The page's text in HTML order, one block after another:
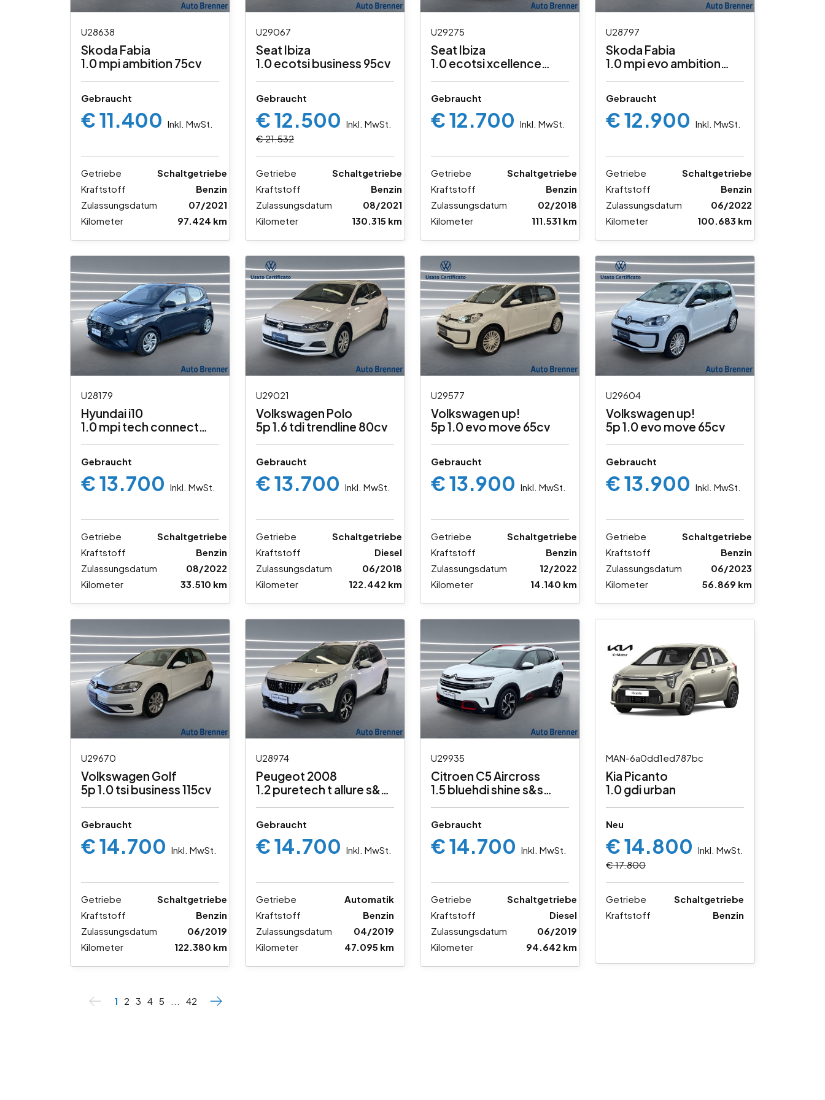
U28638
Skoda Fabia
1.0 mpi ambition 75cv
Gebraucht
€ 11.400 Inkl. MwSt.
Getriebe
Schaltgetriebe
Kraftstoff
Benzin
Zulassungsdatum
07/2021
Kilometer
97.424 km
U29067
Seat Ibiza
1.0 ecotsi business 95cv
Gebraucht
€ 12.500 Inkl. MwSt.
€ 21.532
Getriebe
Schaltgetriebe
Kraftstoff
Benzin
Zulassungsdatum
08/2021
Kilometer
130.315 km
U29275
Seat Ibiza
1.0 ecotsi xcellence
Gebraucht
€ 12.700 Inkl. MwSt.
Getriebe
Schaltgetriebe
Kraftstoff
Benzin
Zulassungsdatum
02/2018
Kilometer
111.531 km
U28797
Skoda Fabia
1.0 mpi evo ambition
Gebraucht
€ 12.900 Inkl. MwSt.
Getriebe
Schaltgetriebe
Kraftstoff
Benzin
Zulassungsdatum
06/2022
Kilometer
100.683 km
U28179
Hyundai i10
1.0 mpi tech connect
Gebraucht
€ 13.700 Inkl. MwSt.
Getriebe
Schaltgetriebe
Kraftstoff
Benzin
Zulassungsdatum
08/2022
Kilometer
33.510 km
U29021
Volkswagen Polo
5p 1.6 tdi trendline 80cv
Gebraucht
€ 13.700 Inkl. MwSt.
Getriebe
Schaltgetriebe
Kraftstoff
Diesel
Zulassungsdatum
06/2018
Kilometer
122.442 km
U29577
Volkswagen up!
5p 1.0 evo move 65cv
Gebraucht
€ 13.900 Inkl. MwSt.
Getriebe
Schaltgetriebe
Kraftstoff
Benzin
Zulassungsdatum
12/2022
Kilometer
14.140 km
U29604
Volkswagen up!
5p 1.0 evo move 65cv
Gebraucht
€ 13.900 Inkl. MwSt.
Getriebe
Schaltgetriebe
Kraftstoff
Benzin
Zulassungsdatum
06/2023
Kilometer
56.869 km
U29670
Volkswagen Golf
5p 1.0 tsi business 115cv
Gebraucht
€ 14.700 Inkl. MwSt.
Getriebe
Schaltgetriebe
Kraftstoff
Benzin
Zulassungsdatum
06/2019
Kilometer
122.380 km
U28974
Peugeot 2008
1.2 puretech t allure s&s
Gebraucht
€ 14.700 Inkl. MwSt.
Getriebe
Automatik
Kraftstoff
Benzin
Zulassungsdatum
04/2019
Kilometer
47.095 km
U29935
Citroen C5 Aircross
1.5 bluehdi shine s&s
Gebraucht
€ 14.700 Inkl. MwSt.
Getriebe
Schaltgetriebe
Kraftstoff
Diesel
Zulassungsdatum
06/2019
Kilometer
94.642 km
MAN-6a0dd1ed787bc
Kia Picanto
1.0 gdi urban
Neu
€ 14.800 Inkl. MwSt.
€ 17.800
Getriebe
Schaltgetriebe
Kraftstoff
Benzin
1 2 3 4 5 42